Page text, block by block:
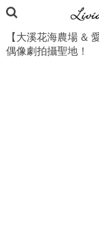
【大溪花海農場 &
偶像劇拍攝聖地！